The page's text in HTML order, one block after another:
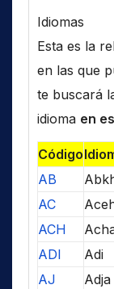
Idiomas
Esta es la
en las que
te buscará
idioma en
Código
AB
AC
ACH
ADI
Adi
AJ